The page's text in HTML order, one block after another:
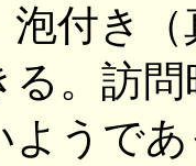
泡付き
る。訪
ようで